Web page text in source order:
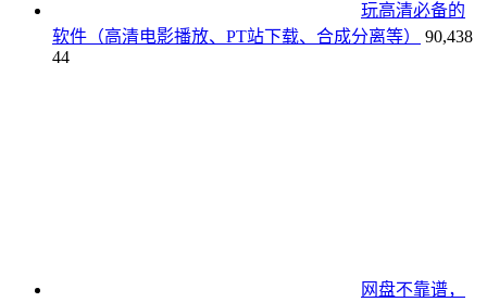
玩高清必备的
软件（高清电影播放、PT站下载、合成分离等）
90,438
44
网盘不靠谱，